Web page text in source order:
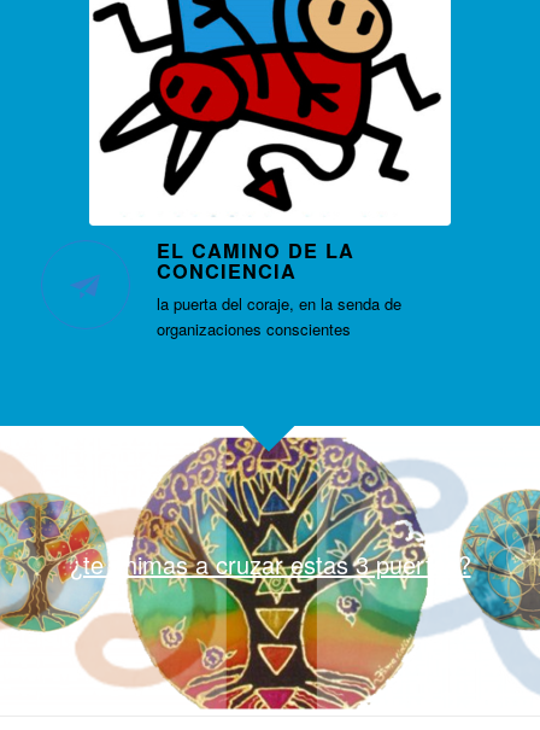
EL CAMINO DE LA
CONCIENCIA
la puerta del coraje, en la senda de
organizaciones conscientes
¿te animas a cruzar estas 3 puertas?